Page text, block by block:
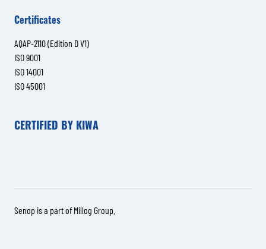
Certificates
AQAP-2110 (Edition D V1)
ISO 9001
ISO 14001
ISO 45001
CERTIFIED BY KIWA
Senop is a part of Millog Group